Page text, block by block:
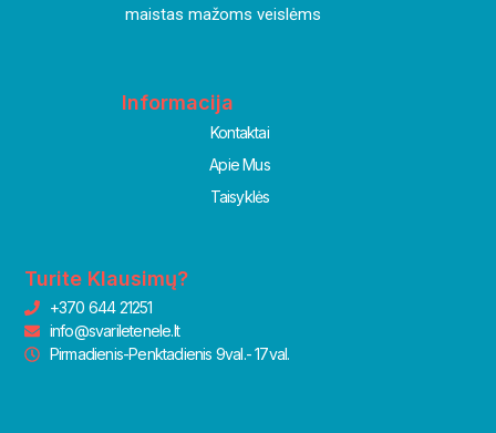
maistas mažoms veislėms
Informacija
Kontaktai
Apie Mus
Taisyklės
Turite Klausimų?
+370 644 21251
info@svariletenele.lt
Pirmadienis-Penktadienis 9val.- 17val.